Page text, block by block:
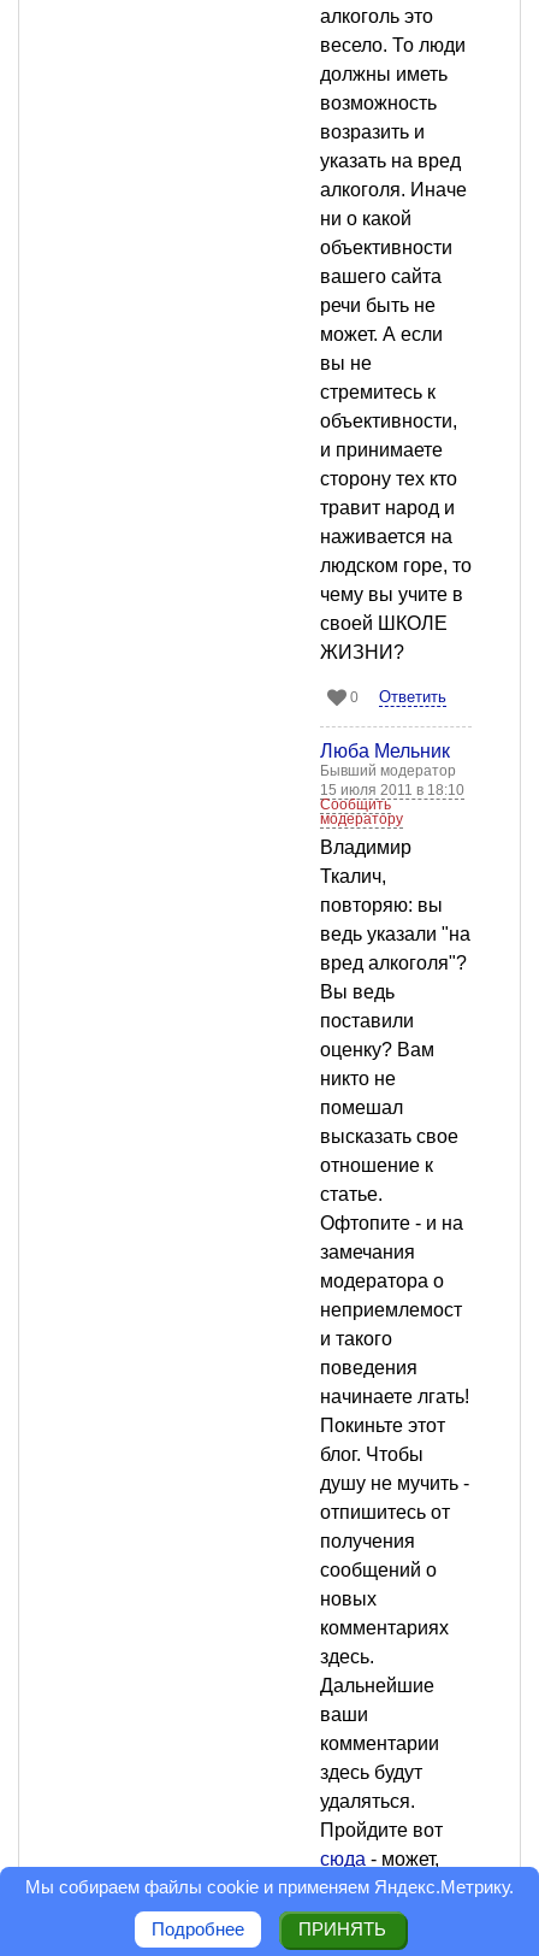
алкоголь это
весело. То люди
должны иметь
возможность
возразить и
указать на вред
алкоголя. Иначе
ни о какой
объективности
вашего сайта
речи быть не
может. А если
вы не
стремитесь к
объективности,
и принимаете
сторону тех кто
травит народ и
наживается на
людском горе, то
чему вы учите в
своей ШКОЛЕ
ЖИЗНИ?
0 Ответить
Люба Мельник
Бывший модератор
15 июля 2011 в 18:10
Сообщить
модератору
Владимир
Ткалич,
повторяю: вы
ведь указали "на
вред алкоголя"?
Вы ведь
поставили
оценку? Вам
никто не
помешал
высказать свое
отношение к
статье.
Офтопите - и на
замечания
модератора о
неприемлемост
и такого
поведения
начинаете лгать!
Покиньте этот
блог. Чтобы
душу не мучить -
отпишитесь от
получения
сообщений о
новых
комментариях
здесь.
Дальнейшие
ваши
комментарии
здесь будут
удаляться.
Пройдите вот
сюда - может,
тогда у вас
хватит совести
извиниться за
Мы собираем файлы cookie и применяем Яндекс.Метрику.
Подробнее ПРИНЯТЬ